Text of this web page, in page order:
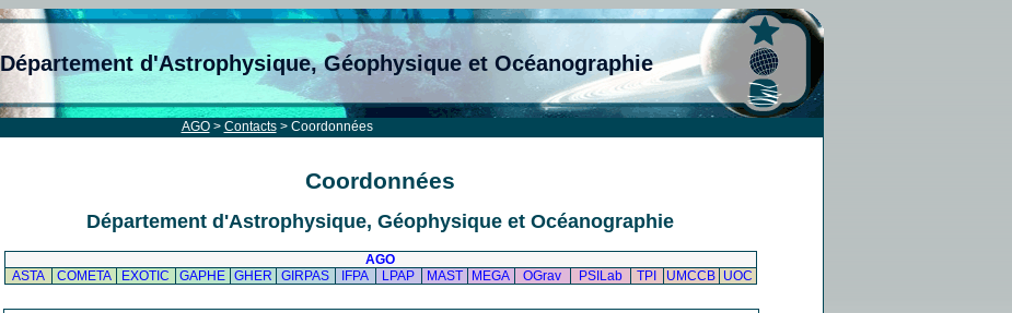
Département d'Astrophysique, Géophysique et Océanographie
AGO> Contacts> Coordonnées
Coordonnées
Département d'Astrophysique, Géophysique et Océanographie
AGO
ASTA
COMETA EXOTIC GAPHE GHER GIRPAS IFPA LPAP MAST MEGA OGrav PSILab TPI UMCCB UOC